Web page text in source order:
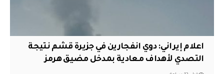
اعلام إيراني: دوي انفجارين في جزيرة قشم نتيجة
التصدي لأهداف معادية بمدخل مضيق هرمز